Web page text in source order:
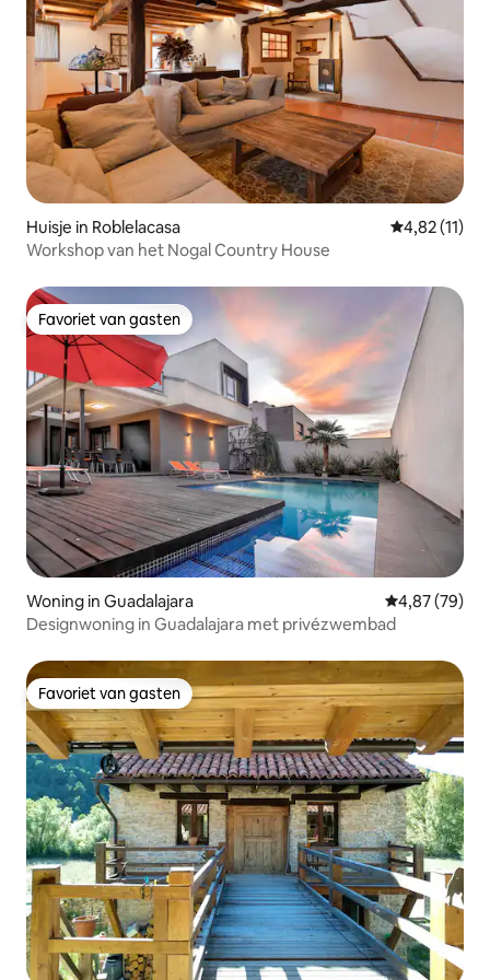
Huisje in Roblelacasa Gemiddelde
4,82 (11)
Workshop van het Nogal Country House
Favoriet van gasten
Favoriet van gasten
Woning in Guadalajara Gemiddelde
4,87 (79)
Designwoning in Guadalajara met privézwembad
Favoriet van gasten
Favoriet van gasten